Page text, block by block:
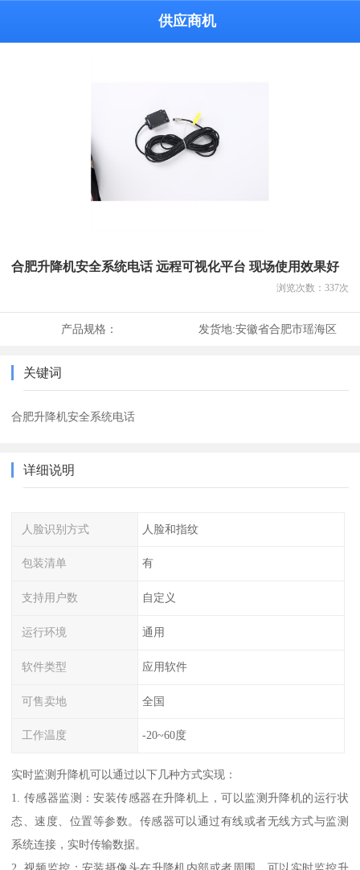
供应商机
合肥升降机安全系统电话 远程可视化平台 现场使用效果好
浏览次数： 337次
产品规格： 发货地:安徽省合肥市瑶海区
关键词
合肥升降机安全系统电话
详细说明
人脸识别方式 人脸和指纹
包装清单 有
支持用户数 自定义
运行环境 通用
软件类型 应用软件
可售卖地 全国
工作温度 -20~60度
实时监测升降机可以通过以下几种方式实现：
1. 传感器监测：安装传感器在升降机上，可以监测升降机的运行状
态、速度、位置等参数。传感器可以通过有线或者无线方式与监测
系统连接，实时传输数据。